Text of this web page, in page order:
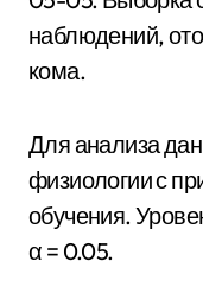
наблюдений,
кома.
Для анализа
физиологии с
обучения.
α = 0.05.